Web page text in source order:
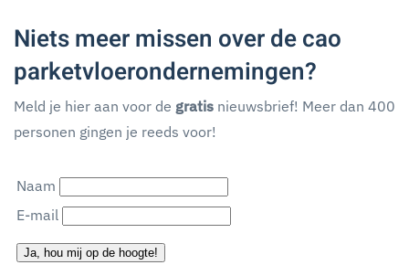
Niets meer missen over de cao
parketvloerondernemingen?
Meld je hier aan voor de gratis nieuwsbrief! Meer dan 400
personen gingen je reeds voor!
Naam
E-mail
Ja, hou mij op de hoogte!